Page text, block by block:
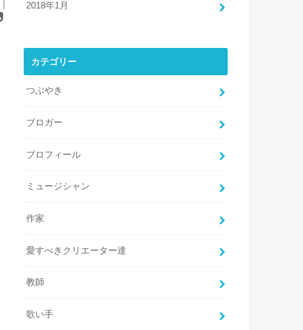
2018年1月
カテゴリー
つぶやき
ブロガー
プロフィール
ミュージシャン
作家
愛すべきクリエーター達
教師
歌い手